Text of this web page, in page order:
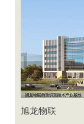
旭龙物联